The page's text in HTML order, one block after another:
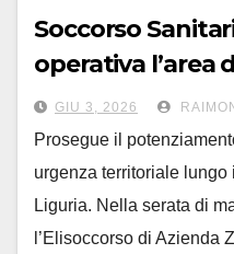
Soccorso
operativa l’area
notturno degli
GIU 3, 2026
Prosegue il
urgenza territoriale
Liguria. Nella serata di
l’Elisoccorso di Azienda